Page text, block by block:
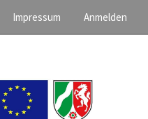
Impressum Anmelden